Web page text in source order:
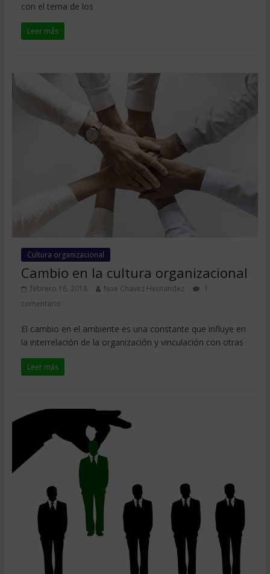
con el tema de los
Leer más
Cultura organizacional
Cambio en la cultura organizacional
febrero 16, 2018 Noe Chavez Hernandez
1
comentario
El cambio en el ambiente es una constante que influye en
la interrelación de la organización y vinculación con otras
Leer más